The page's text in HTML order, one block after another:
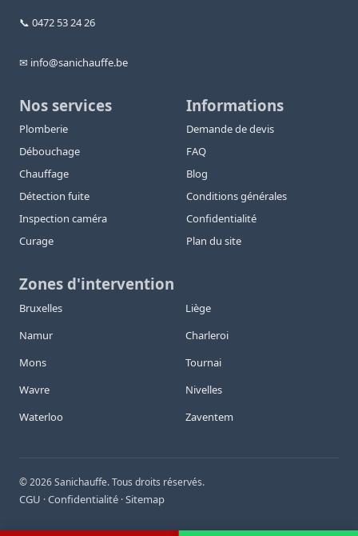
📞 0472 53 24 26
✉ info@sanichauffe.be
Nos services
Plomberie
Débouchage
Chauffage
Détection fuite
Inspection caméra
Curage
Informations
Demande de devis
FAQ
Blog
Conditions générales
Confidentialité
Plan du site
Zones d'intervention
Bruxelles
Liège
Namur
Charleroi
Mons
Tournai
Wavre
Nivelles
Waterloo
Zaventem
©2026Sanichauffe. Tous droits réservés.
CGU ·Confidentialité ·Sitemap